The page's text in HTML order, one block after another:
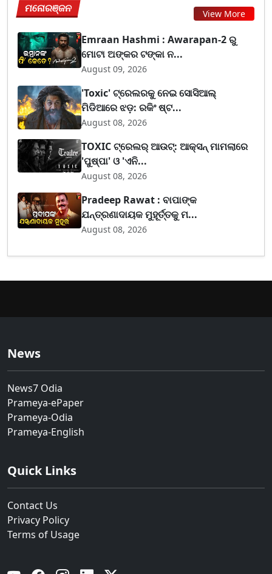
ମନୋରଞ୍ଜନ View More
Emraan Hashmi : Awarapan-2 ରୁ
ମୋଟା ଅଙ୍କର ଟଙ୍କା ନ...
August 09, 2026
'Toxic' ଟ୍ରେଲରକୁ ନେଇ ସୋସିଆଲ୍
ମିଡିଆରେ ଝଡ଼: ରକିଂ ଷ୍ଟ...
August 08, 2026
TOXIC ଟ୍ରେଲର୍ ଆଉଟ୍: ଆକ୍ସନ୍ ମାମଲାରେ
'ପୁଷ୍ପା' ଓ 'ଏନି...
August 08, 2026
Pradeep Rawat : ବାପାଙ୍କ
ଯନ୍ତ୍ରଣାଦାୟକ ମୁହୂର୍ତ୍ତକୁ ମ...
August 08, 2026
News
News7 Odia
Prameya-ePaper
Prameya-Odia
Prameya-English
Quick Links
Contact Us
Privacy Policy
Terms of Usage
YouTube Facebook Instagram Linkedin